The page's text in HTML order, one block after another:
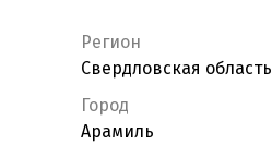
Регион
Свердловская область
Город
Арамиль